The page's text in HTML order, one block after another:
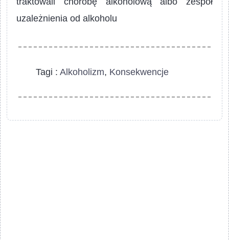
uzależnienia od alkoholu
Tagi : Alkoholizm, Konsekwencje